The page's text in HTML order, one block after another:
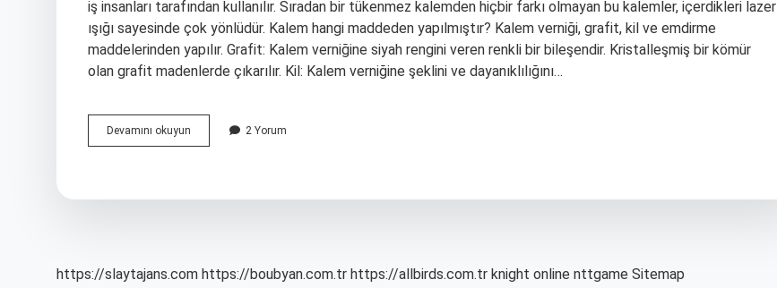
iş insanları tarafından kullanılır. Sıradan bir tükenmez kalemden hiçbir farkı olmayan bu kalemler, içerdikleri lazer
ışığı sayesinde çok yönlüdür. Kalem hangi maddeden yapılmıştır? Kalem verniği, grafit, kil ve emdirme
maddelerinden yapılır. Grafit: Kalem verniğine siyah rengini veren renkli bir bileşendir. Kristalleşmiş bir kömür
olan grafit madenlerde çıkarılır. Kil: Kalem verniğine şeklini ve dayanıklılığını…
Devamını okuyun
Işın
2 Yorum
https://slaytajans.com https://boubyan.com.tr https://allbirds.com.tr knight online nttgame Sitemap